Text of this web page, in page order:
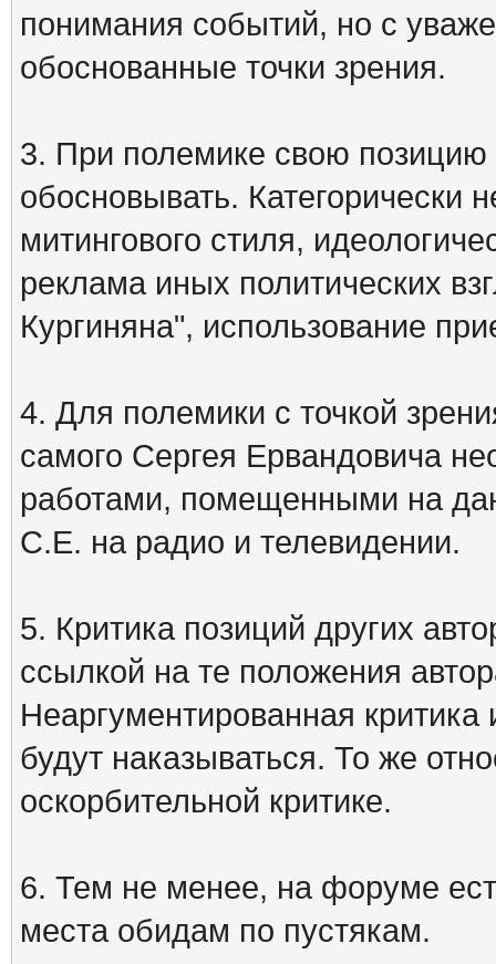
понимания событий, но с
обоснованные точки зрения.
3. При полемике свою
обосновывать. Категорически
митингового стиля,
реклама иных политических
Кургиняна", использование
4. Для полемики с точкой
самого Сергея Ервандовича
работами, помещенными на
С.Е. на радио и телевидении.
5. Критика позиций других
ссылкой на те положения
Неаргументированная
будут наказываться. То же
оскорбительной критике.
6. Тем не менее, на форуме
места обидам по пустякам.